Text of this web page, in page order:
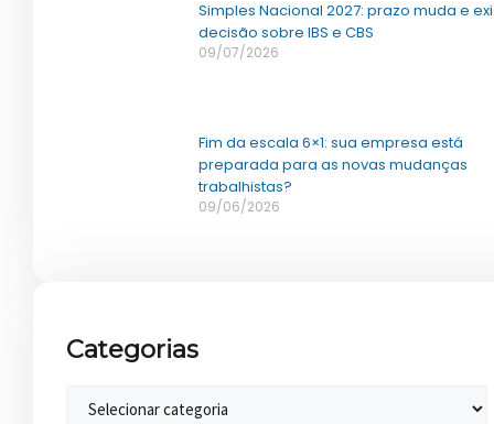
Simples Nacional 2027: prazo muda e
decisão sobre IBS e CBS
09/07/2026
Fim da escala 6×1: sua empresa está
preparada para as novas mudanças
trabalhistas?
09/06/2026
Categorias